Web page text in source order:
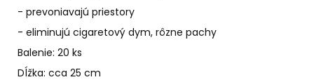
- prevoniavajú priestory
- eliminujú cigaretový dym, rôzne pachy
Balenie: 20 ks
Dĺžka: cca 25 cm